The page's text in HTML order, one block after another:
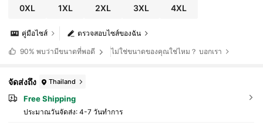
0XL 1XL 2XL 3XL 4XL
ตรวจสอบไซส์ของฉัน
คู่มือไซส์
90% พบว่ามีขนาดที่พอดี ไม่ใช่ขนาดของคุณใช่ไหม？ บอกเรา
จัดส่งถึง Thailand
Free Shipping
ประมาณวันจัดส่ง: 4-7 วันทำการ